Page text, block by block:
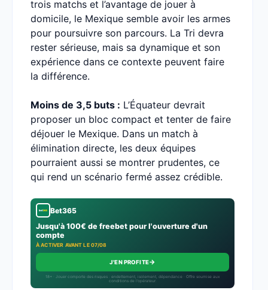
trois matchs et l’avantage de jouer à
domicile, le Mexique semble avoir les armes
pour poursuivre son parcours. La Tri devra
rester sérieuse, mais sa dynamique et son
expérience dans ce contexte peuvent faire
la différence.
Moins de 3,5 buts : L’Équateur devrait
proposer un bloc compact et tenter de faire
déjouer le Mexique. Dans un match à
élimination directe, les deux équipes
pourraient aussi se montrer prudentes, ce
qui rend un scénario fermé assez crédible.
Bet365
Jusqu'à 100€ de freebet pour l'ouverture d'un
compte
À ACTIVER AVANT LE 07/08
J'EN PROFITE→
18+ · Jouer comporte des risques : endettement, isolement, dépendance · Offre soumise aux
conditions de l’opérateur.